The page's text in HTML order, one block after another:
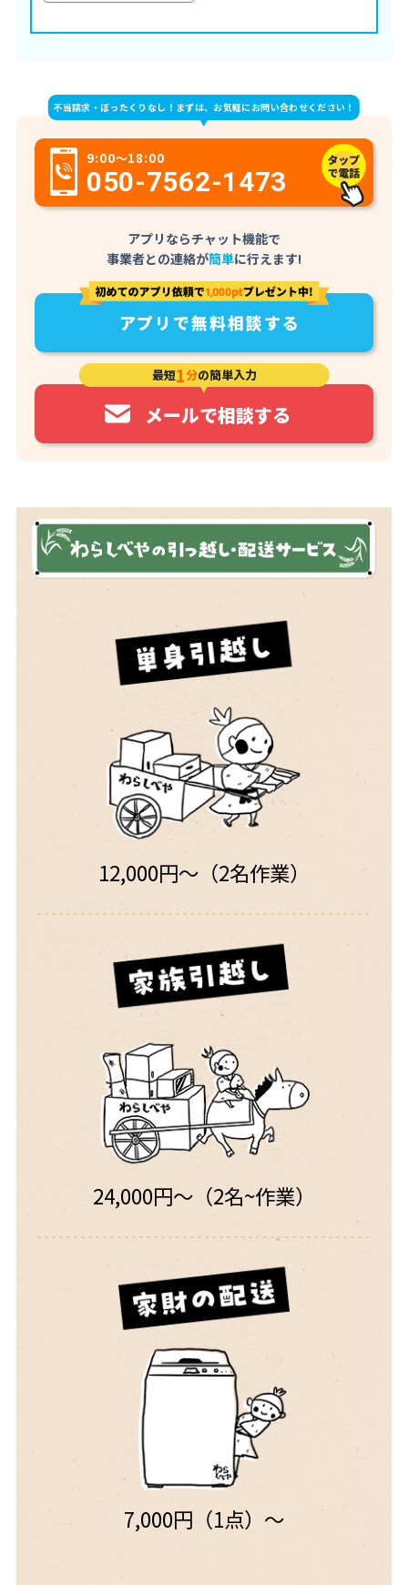
不当請求・ぼったくりなし！まずは、お気軽にお問い合わせください！
050-7562-1473
9:00～18:00
アプリならチャット機能で
事業者との連絡が簡単に行えます!
アプリで無料相談する
最短1分の簡単入力
メールで相談する
12,000円〜（2名作業）
24,000円〜（2名~作業）
7,000円（1点）〜